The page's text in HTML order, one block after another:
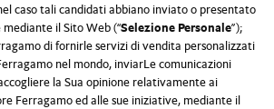
caso tali candidati abbiano inviato o presentato
il Sito Web (“Selezione Personale”);
di fornirle servizi di vendita personalizzati
nel mondo, inviarLe comunicazioni
la Sua opinione relativamente ai
Ferragamo ed alle sue iniziative, mediante il